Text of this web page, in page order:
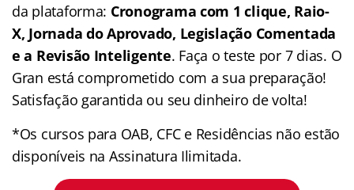
da plataforma: Cronograma com 1 clique, Raio-
X, Jornada do Aprovado, Legislação Comentada
e a Revisão Inteligente. Faça o teste por 7 dias. O
Gran está comprometido com a sua preparação!
Satisfação garantida ou seu dinheiro de volta!
*Os cursos para OAB, CFC e Residências não estão
disponíveis na Assinatura Ilimitada.